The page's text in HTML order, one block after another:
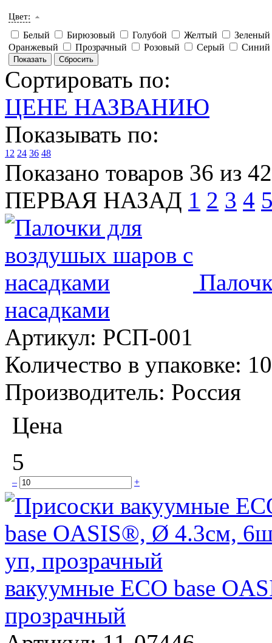
Цвет:
Белый Бирюзовый Голубой Желтый
Зеленый
Оранжевый
Прозрачный Розовый Серый Синий
Сортировать по:
ЦЕНЕ НАЗВАНИЮ
Показывать по:
12 24 36 48
Показано товаров 36 из
ПЕРВАЯ НАЗАД 1 2 3 4
насадками
Артикул: РСП-001
Количество в упаковке: 10
Производитель: Россия
Цена
5
– +
вакуумные ECO base
прозрачный